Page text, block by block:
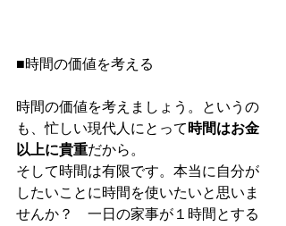
■時間の価値を考える
時間の価値を考えましょう。というの
も、忙しい現代人にとって時間はお金
以上に貴重だから。
そして時間は有限です。本当に自分が
したいことに時間を使いたいと思いま
せんか？　一日の家事が１時間とする